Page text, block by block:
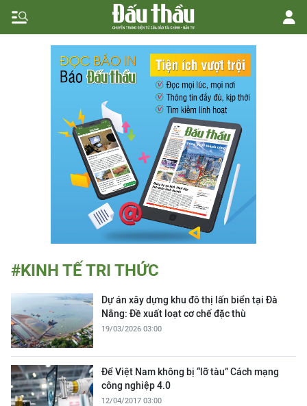
#KINH TẾ TRI THỨC
Dự án xây dựng khu đô thị lấn biển tại Đà
Nẵng: Đề xuất loạt cơ chế đặc thù
19/03/2026 03:00
Để Việt Nam không bị “lỡ tàu” Cách mạng
công nghiệp 4.0
12/04/2017 03:00